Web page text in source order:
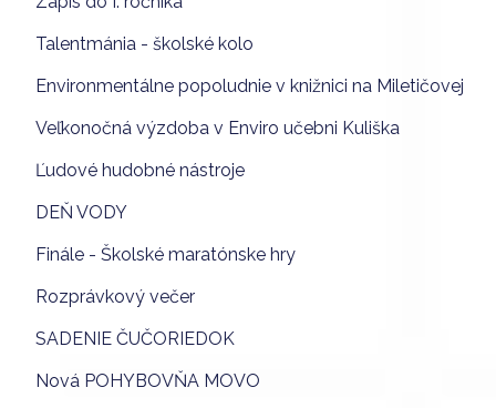
Talentmánia - školské kolo
Environmentálne popoludnie v knižnici na Miletičovej
Veľkonočná výzdoba v Enviro učebni Kuliška
Ľudové hudobné nástroje
DEŇ VODY
Finále - Školské maratónske hry
Rozprávkový večer
SADENIE ČUČORIEDOK
Nová POHYBOVŇA MOVO